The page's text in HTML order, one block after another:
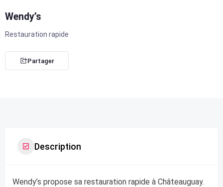
Wendy’s
Restauration rapide
Partager
Description
Wendy’s propose sa restauration rapide à Châteauguay.